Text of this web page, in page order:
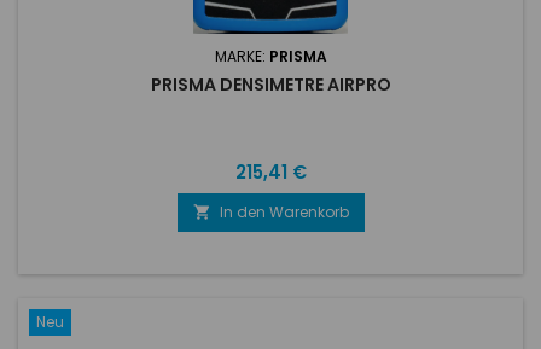
MARKE: PRISMA
PRISMA DENSIMETRE AIRPRO
Preis
215,41 €
 In den Warenkorb
Neu